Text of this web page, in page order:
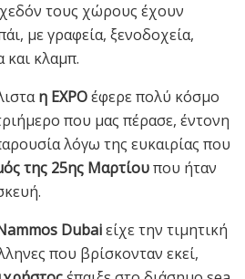
τους χώρους έχουν
με γραφεία, ξενοδοχεία,
και κλαμπ.
η EXPOέφερε πολύ κόσμο
που μας πέρασε, έντονη
λόγω της ευκαιρίας που
της 25ης Μαρτίουπου ήταν
Dubaiείχε την τιμητική
που βρίσκονταν εκεί,